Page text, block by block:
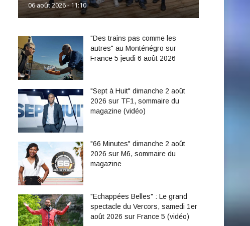
06 août 2026 - 11:10
"Des trains pas comme les
autres" au Monténégro sur
France 5 jeudi 6 août 2026
"Sept à Huit" dimanche 2 août
2026 sur TF1, sommaire du
magazine (vidéo)
"66 Minutes" dimanche 2 août
2026 sur M6, sommaire du
magazine
"Echappées Belles" : Le grand
spectacle du Vercors, samedi 1er
août 2026 sur France 5 (vidéo)